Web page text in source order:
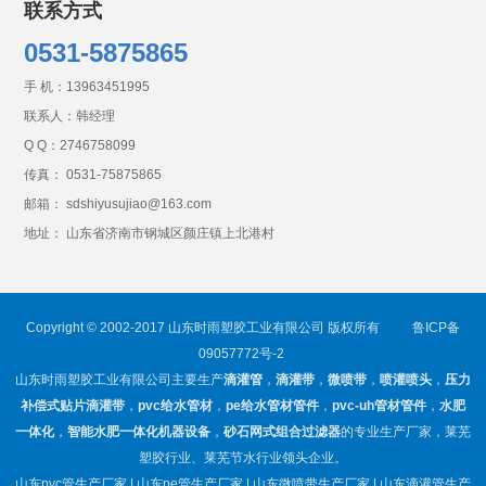
联系方式
0531-5875865
手 机： 13963451995
联系人：韩经理
Q Q： 2746758099
传真： 0531-75875865
邮箱： sdshiyusujiao@163.com
地址： 山东省济南市钢城区颜庄镇上北港村
Copyright © 2002-2017 山东时雨塑胶工业有限公司 版权所有
鲁ICP备
09057772号-2
山东时雨塑胶工业有限公司主要生产滴灌管， 滴灌带， 微喷带， 喷灌喷头， 压力
补偿式贴片滴灌带， pvc给水管材， pe给水管材管件， pvc-uh管材管件， 水肥
一体化， 智能水肥一体化机器设备， 砂石网式组合过滤器的专业生产厂家，莱芜
塑胶行业、莱芜节水行业领头企业。